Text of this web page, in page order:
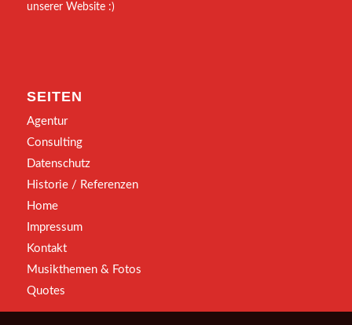
unserer Website :)
SEITEN
Agentur
Consulting
Datenschutz
Historie / Referenzen
Home
Impressum
Kontakt
Musikthemen & Fotos
Quotes